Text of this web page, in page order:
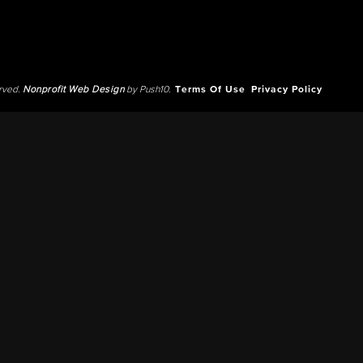
Nonprofit Web Designby Push10. Terms Of Use Privacy Policy